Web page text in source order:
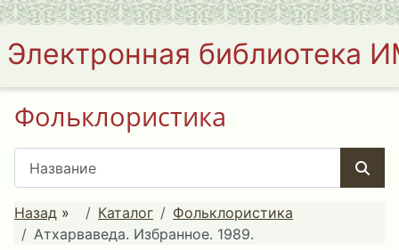
Электронная библиотека
Фольклористика
Назад » Каталог
Фольклористика
Атхарваведа. Избранное. 1989.